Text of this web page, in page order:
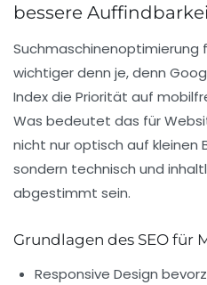
bessere
Suchmaschinenoptimierung
wichtiger denn je, denn
Index die Priorität auf
Was bedeutet das für
nicht nur optisch auf kleinen
sondern technisch und
abgestimmt sein.
Grundlagen des SEO für
Responsive Design